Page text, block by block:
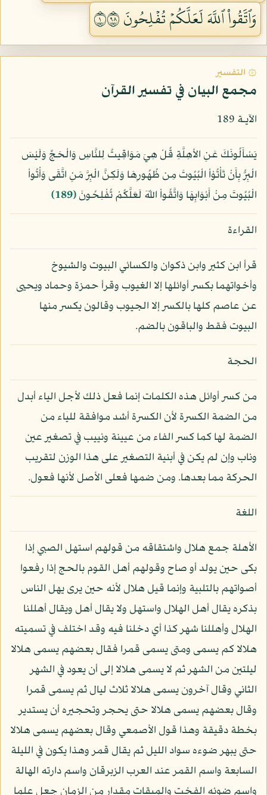
وَٱتَّقُواْ ٱللَّهَ لَعَلَّكُمۡ تُفۡلِحُونَ ١٨٩
۞ التفسير
مجمع البيان في تفسير القرآن
الآيـة 189
يَسْأَلُونَكَ عَنِ الأهِلَّةِ قُلْ هِيَ مَوَاقِيتُ لِلنَّاسِ وَالْحَجِّ وَلَيْسَ
الْبِرُّ بِأَنْ تَأْتُوْاْ الْبُيُوتَ مِن ظُهُورِهَا وَلَكِنَّ الْبِرَّ مَنِ اتَّقَى وَأْتُواْ
الْبُيُوتَ مِنْ أَبْوَابِهَا وَاتَّقُواْ اللّهَ لَعَلَّكُمْ تُفْلِحُونَ﴿189﴾
القراءة
قرأ ابن كثير وابن ذكوان والكسائي البيوت والشيوخ
وأخواتهما بكسر أوائلها إلا الغيوب وقرأ حمزة وحماد ويحيى
عن عاصم كلها بالكسر إلا الجيوب وقالون يكسر منها
البيوت فقط والباقون بالضم.
الحجة
من كسر أوائل هذه الكلمات إنما فعل ذلك لأجل الياء أبدل
من الضمة الكسرة لأن الكسرة أشد موافقة للياء من
الضمة لها كما كسر الفاء من عيينة ونييب في تصغير عين
وناب وإن لم يكن في أبنية التصغير على هذا الوزن لتقريب
الحركة مما بعدها. ومن ضمها فعلى الأصل لأنها فعول.
اللغة
الأهلة جمع هلال واشتقاقه من قولهم استهل الصبي إذا
بكى حين يولد أو صاح وقولهم أهل القوم بالحج إذا رفعوا
أصواتهم بالتلبية وإنما قيل هلال لأنه حين يرى يهل الناس
بذكره يقال أهل الهلال واستهل ولا يقال أهل ويقال أهللنا
الهلال وأهللنا شهر كذا أي دخلنا فيه وقد اختلف في تسميته
هلالا كم يسمى ومتى يسمى قمرا فقال بعضهم يسمى هلالا
ليلتين من الشهر ثم لا يسمى هلالا إلى أن يعود في الشهر
الثاني وقال آخرون يسمى هلالا ثلاث ليال ثم يسمى قمرا
وقال بعضهم يسمى هلالا حتى يحجر وتحجيره أن يستدير
بخطة دقيقة وهذا قول الأصمعي وقال بعضهم يسمى هلالا
حتى يبهر ضوءه سواد الليل ثم يقال قمر وهذا يكون في الليلة
السابعة واسم القمر عند العرب الزبرقان واسم دارته الهالة
واسم ضوئه الفخت والميقات مقدار من الزمان جعل علما